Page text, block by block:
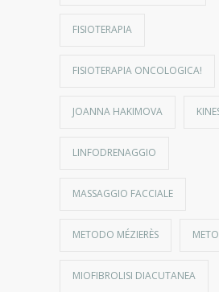
FISIOTERAPIA
FISIOTERAPIA ONCOLOGICA!
JOANNA HAKIMOVA
LINFODRENAGGIO
MASSAGGIO FACCIALE
METODO MÉZIERÈS
MIOFIBROLISI DIACUTANEA